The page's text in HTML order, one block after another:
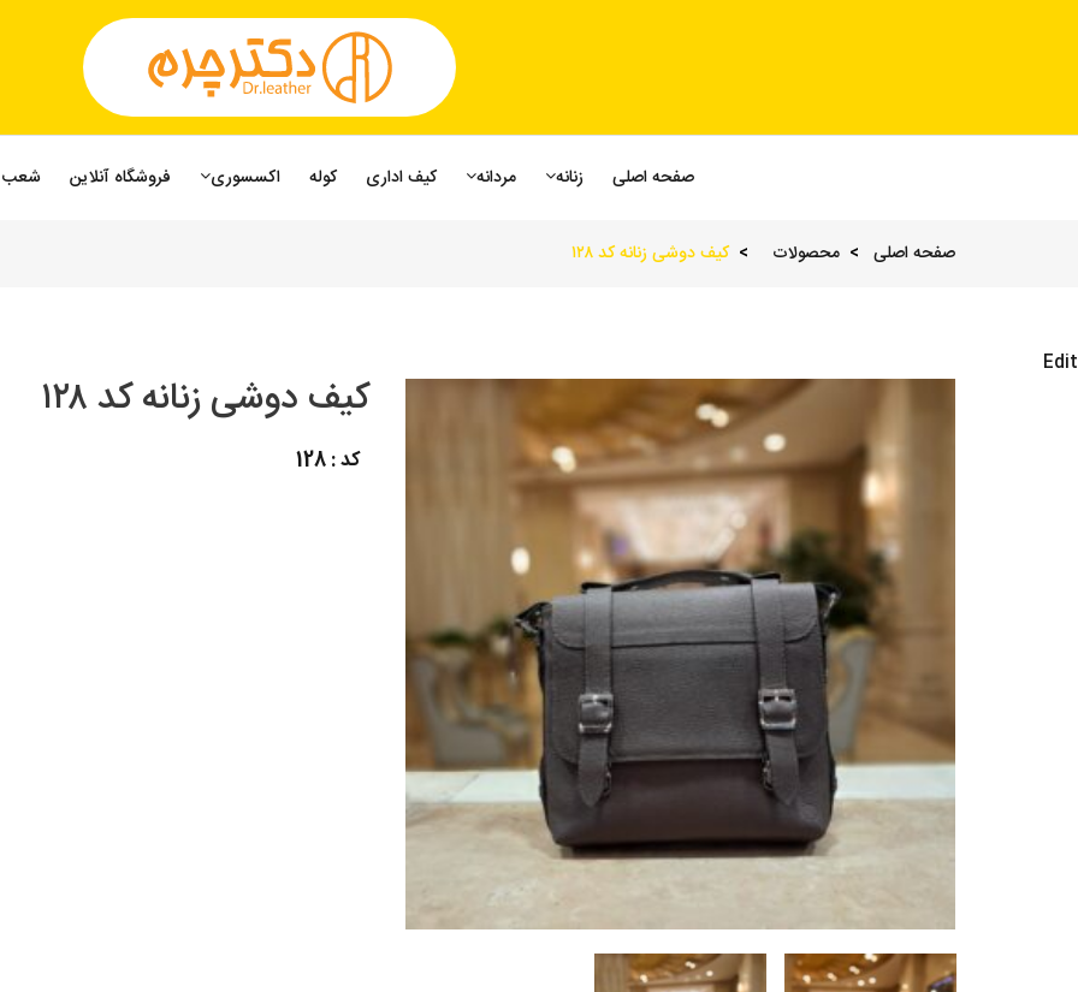
صفحه اصلی زنانه مردانه کیف اداری کوله اکسسوری فروشگاه آنلاین شعب
صفحه اصلی محصولات کیف دوشی زنانه کد ۱۲۸
Edit
کیف دوشی زنانه کد ۱۲۸
کد : 128